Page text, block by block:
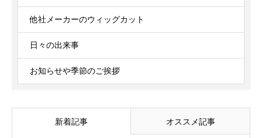
他社メーカーのウィッグカット
日々の出来事
お知らせや季節のご挨拶
新着記事 オススメ記事